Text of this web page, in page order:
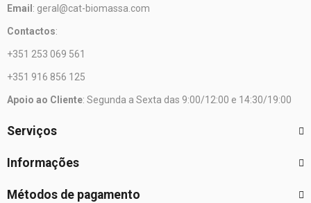
Email : geral@cat-biomassa.com
Contactos:
+351 253 069 561
+351 916 856 125
Apoio ao Cliente: Segunda a Sexta das 9:00/12:00 e 14:30/19:00
Serviços
Informações
Métodos de pagamento